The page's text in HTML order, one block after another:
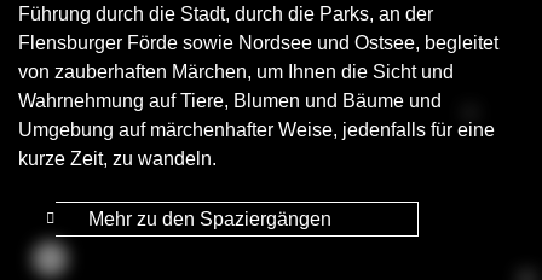
Führung durch die Stadt, durch die Parks, an der
Flensburger Förde sowie Nordsee und Ostsee, begleitet
von zauberhaften Märchen, um Ihnen die Sicht und
Wahrnehmung auf Tiere, Blumen und Bäume und
Umgebung auf märchenhafter Weise, jedenfalls für eine
kurze Zeit, zu wandeln.
Mehr zu den Spaziergängen